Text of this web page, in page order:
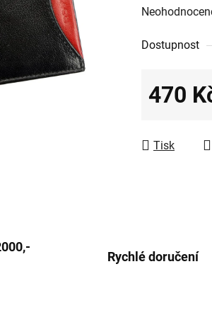
Průměrné
produktu
0,0
hvězdiček.
Dostupnost
470
Tisk
Rychlé doručení